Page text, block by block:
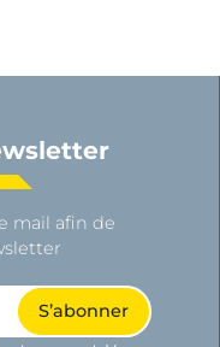
mail afin de